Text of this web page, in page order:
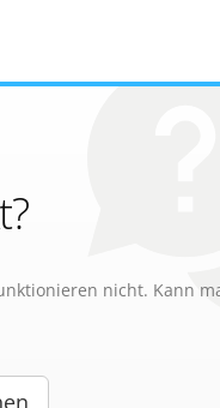
nicht. Kann